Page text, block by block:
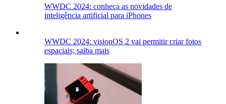
WWDC 2024: conheça as novidades de
inteligência artificial para iPhones
WWDC 2024: visionOS 2 vai permitir criar fotos
espaciais; saiba mais